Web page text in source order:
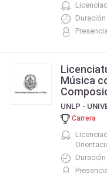
Presencial
Música
Carrera
Presencial